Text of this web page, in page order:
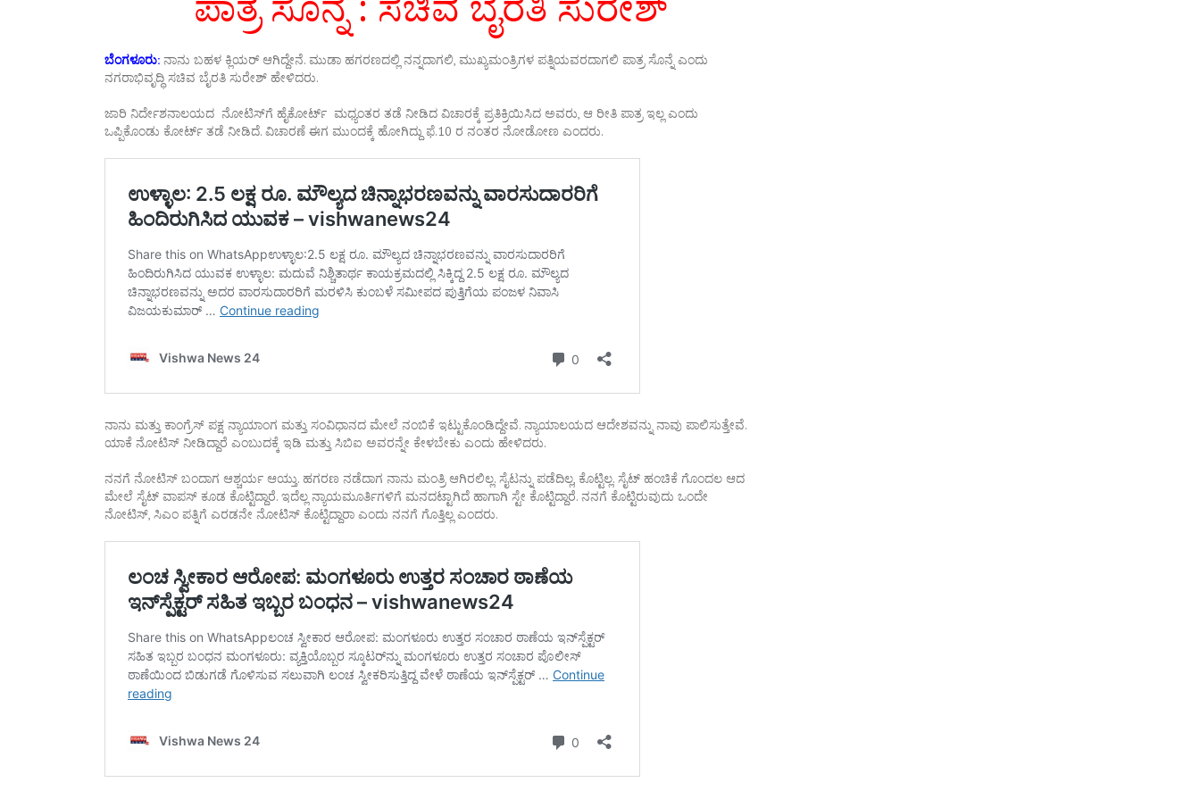
ಬೆಂಗಳೂರು: ನಾನು ಬಹಳ ಕ್ಲಿಯರ್ ಆಗಿದ್ದೇನೆ. ಮುಡಾ ಹಗರಣದಲ್ಲಿ ನನ್ನದಾಗಲಿ, ಮುಖ್ಯಮಂತ್ರಿಗಳ ಪತ್ನಿಯವರದಾಗಲಿ ಪಾತ್ರ ಸೊನ್ನೆ ಎಂದು
ನಗರಾಭಿವೃದ್ಧಿ ಸಚಿವ ಬೈರತಿ ಸುರೇಶ್ ಹೇಳಿದರು.
ಜಾರಿ ನಿರ್ದೇಶನಾಲಯದ ನೋಟಿಸ್‌ಗೆ ಹೈಕೋರ್ಟ್‌ ಮಧ್ಯಂತರ ತಡೆ ನೀಡಿದ ವಿಚಾರಕ್ಕೆ ಪ್ರತಿಕ್ರಿಯಿಸಿದ ಅವರು, ಆ ರೀತಿ ಪಾತ್ರ ಇಲ್ಲ ಎಂದು
ಒಪ್ಪಿಕೊಂಡು ಕೋರ್ಟ್‌ ತಡೆ ನೀಡಿದೆ. ವಿಚಾರಣೆ ಈಗ ಮುಂದಕ್ಕೆ ಹೋಗಿದ್ದು ಫೆ.10 ರ ನಂತರ ನೋಡೋಣ ಎಂದರು.
ನಾನು ಮತ್ತು ಕಾಂಗ್ರೆಸ್ ಪಕ್ಷ ನ್ಯಾಯಾಂಗ ಮತ್ತು ಸಂವಿಧಾನದ ಮೇಲೆ ನಂಬಿಕೆ ಇಟ್ಟುಕೊಂಡಿದ್ದೇವೆ. ನ್ಯಾಯಾಲಯದ ಆದೇಶವನ್ನು ನಾವು ಪಾಲಿಸುತ್ತೇವೆ.
ಯಾಕೆ ನೋಟಿಸ್ ನೀಡಿದ್ದಾರೆ ಎಂಬುದಕ್ಕೆ ಇಡಿ ಮತ್ತು ಸಿಬಿಐ ಅವರನ್ನೇ ಕೇಳಬೇಕು ಎಂದು ಹೇಳಿದರು.
ನನಗೆ ನೋಟಿಸ್ ಬಂದಾಗ ಆಶ್ಚರ್ಯ ಆಯ್ತು. ಹಗರಣ ನಡೆದಾಗ ನಾನು ಮಂತ್ರಿ ಆಗಿರಲಿಲ್ಲ. ಸೈಟನ್ನು ಪಡೆದಿಲ್ಲ, ಕೊಟ್ಟಿಲ್ಲ. ಸೈಟ್ ಹಂಚಿಕೆ ಗೊಂದಲ ಆದ
ಮೇಲೆ ಸೈಟ್ ವಾಪಸ್ ಕೂಡ ಕೊಟ್ಟಿದ್ದಾರೆ. ಇದೆಲ್ಲ ನ್ಯಾಯಮೂರ್ತಿಗಳಿಗೆ ಮನದಟ್ಟಾಗಿದೆ ಹಾಗಾಗಿ ಸ್ಟೇ ಕೊಟ್ಟಿದ್ದಾರೆ. ನನಗೆ ಕೊಟ್ಟಿರುವುದು ಒಂದೇ
ನೋಟಿಸ್, ಸಿಎಂ ಪತ್ನಿಗೆ ಎರಡನೇ ನೋಟಿಸ್ ಕೊಟ್ಟಿದ್ದಾರಾ ಎಂದು ನನಗೆ ಗೊತ್ತಿಲ್ಲ ಎಂದರು.